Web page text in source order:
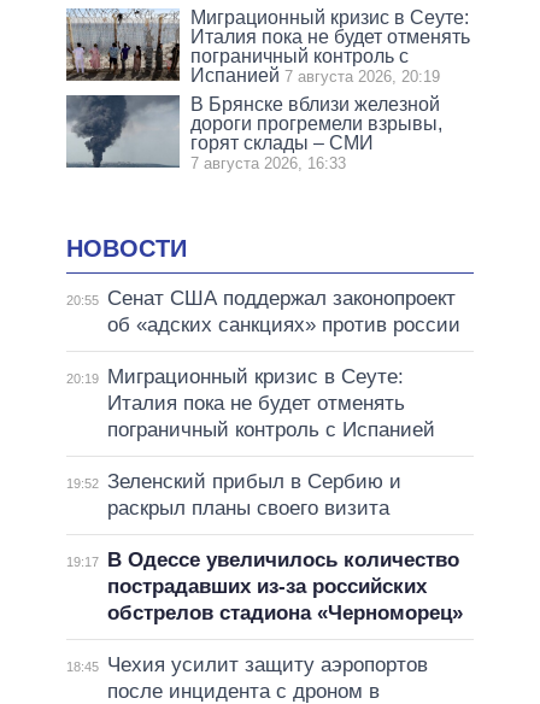
Миграционный кризис в Сеуте:
Италия пока не будет отменять
пограничный контроль с
Испанией 7 августа 2026, 20:19
В Брянске вблизи железной
дороги прогремели взрывы,
горят склады – СМИ
7 августа 2026, 16:33
НОВОСТИ
20:55
Сенат США поддержал законопроект
об «адских санкциях» против россии
20:19
Миграционный кризис в Сеуте:
Италия пока не будет отменять
пограничный контроль с Испанией
19:52 Зеленский прибыл в Сербию и
раскрыл планы своего визита
19:17
В Одессе увеличилось количество
пострадавших из-за российских
обстрелов стадиона «Черноморец»
18:45
Чехия усилит защиту аэропортов
после инцидента с дроном в